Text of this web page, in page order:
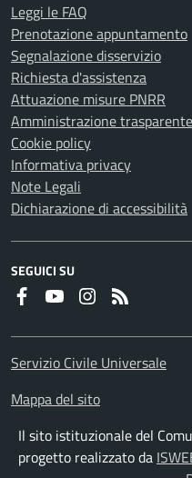
Leggi le FAQ
Prenotazione appuntamento
Segnalazione disservizio
Richiesta d'assistenza
Attuazione misure PNRR
Amministrazione trasparente
Cookie policy
Informativa privacy
Note Legali
Dichiarazione di accessibilità
SEGUICI SU
FaceboookYoutubeInstagram
Servizio Civile Universale
Mappa del sito
Il sito istituzionale del
progetto realizzato da